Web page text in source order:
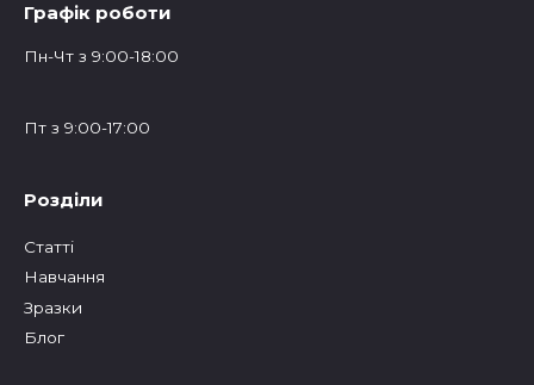
Графік роботи
Пн-Чт з 9:00-18:00
Пт з 9:00-17:00
Розділи
Статтi
Навчання
Зразки
Блог